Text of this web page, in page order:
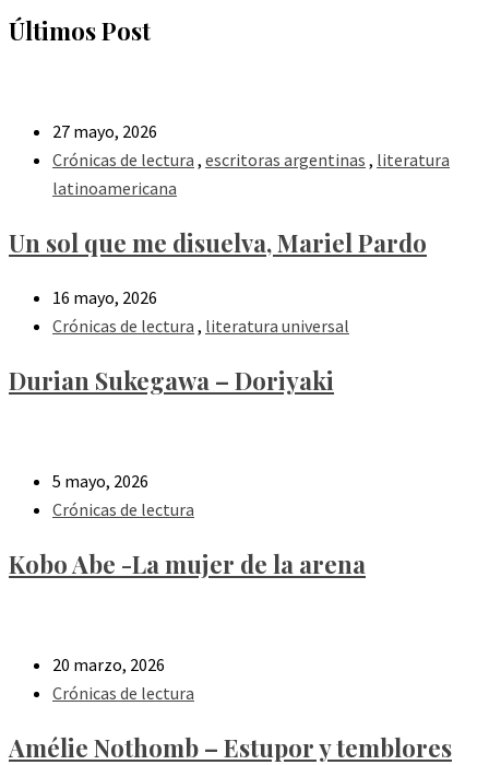
Últimos Post
27 mayo, 2026
Crónicas de lectura , escritoras argentinas , literatura
latinoamericana
Un sol que me disuelva, Mariel Pardo
16 mayo, 2026
Crónicas de lectura , literatura universal
Durian Sukegawa – Doriyaki
5 mayo, 2026
Crónicas de lectura
Kobo Abe -La mujer de la arena
20 marzo, 2026
Crónicas de lectura
Amélie Nothomb – Estupor y temblores